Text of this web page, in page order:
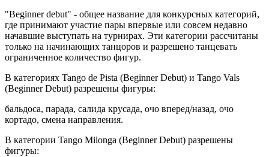
"Beginner debut" - общее название для конкурсных категорий,
где принимают участие пары впервые или совсем недавно
начавшие выступать на турнирах. Эти категории рассчитаны
только на начинающих танцоров и разрешено танцевать
ограниченное количество фигур.
В категориях Tango de Pista (Beginner Debut) и Tango Vals
(Beginner Debut) разрешены фигуры:
бальдоса, парада, салида крусада, очо вперед/назад, очо
кортадо, смена направления.
В категории Tango Milonga (Beginner Debut) разрешены
фигуры: